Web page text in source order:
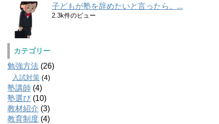
子どもが塾を辞めたいと言ったら。...
2.3k件のビュー
カテゴリー
勉強方法 (26)
入試対策 (4)
塾講師 (4)
塾選び (10)
教材紹介 (3)
教育制度 (4)